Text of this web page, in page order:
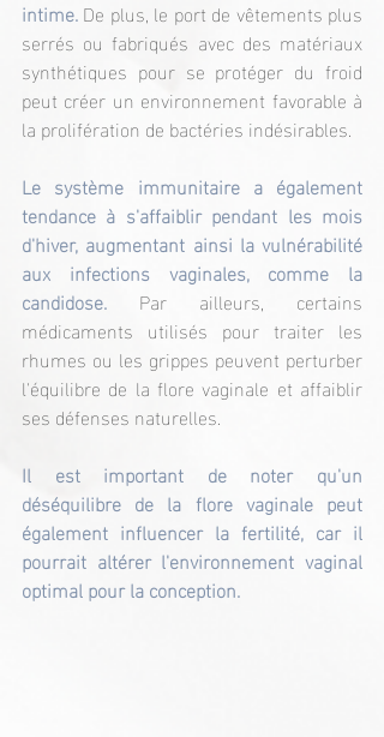
intime. De plus, le port de vêtements plus
serrés ou fabriqués avec des matériaux
synthétiques pour se protéger du froid
peut créer un environnement favorable à
la prolifération de bactéries indésirables.
Le système immunitaire a également
tendance à s'affaiblir pendant les mois
d'hiver, augmentant ainsi la vulnérabilité
aux infections vaginales, comme la
candidose. Par ailleurs, certains
médicaments utilisés pour traiter les
rhumes ou les grippes peuvent perturber
l'équilibre de la flore vaginale et affaiblir
ses défenses naturelles.
Il est important de noter qu'un
déséquilibre de la flore vaginale peut
également influencer la fertilité, car il
pourrait altérer l'environnement vaginal
optimal pour la conception.